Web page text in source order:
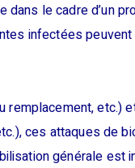
le cadre d’un
infectées
etc.)
ces attaques de
générale est